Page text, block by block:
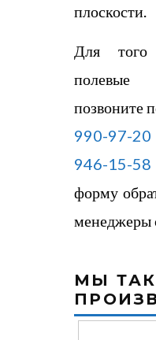
плоскости.
Для того
позвоните
990-97-20
946-15-58
форму
менеджеры
МЫ